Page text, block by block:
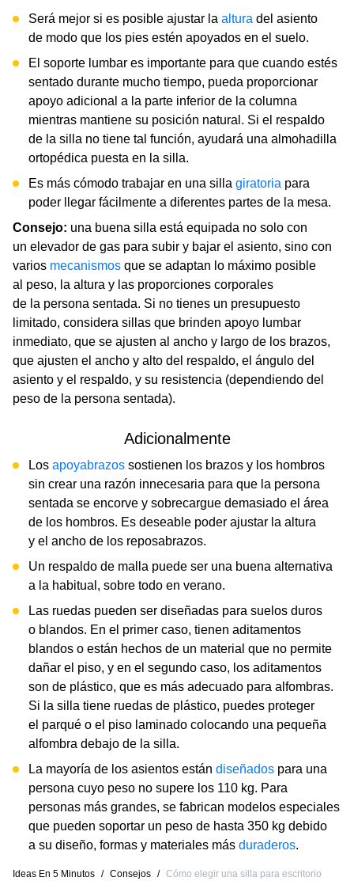
Será mejor si es posible ajustar la altura del asiento
de modo que los pies estén apoyados en el suelo.
El soporte lumbar es importante para que cuando estés
sentado durante mucho tiempo, pueda proporcionar
apoyo adicional a la parte inferior de la columna
mientras mantiene su posición natural. Si el respaldo
de la silla no tiene tal función, ayudará una almohadilla
ortopédica puesta en la silla.
Es más cómodo trabajar en una silla giratoria para
poder llegar fácilmente a diferentes partes de la mesa.
Consejo: una buena silla está equipada no solo con
un elevador de gas para subir y bajar el asiento, sino con
varios mecanismos que se adaptan lo máximo posible
al peso, la altura y las proporciones corporales
de la persona sentada. Si no tienes un presupuesto
limitado, considera sillas que brinden apoyo lumbar
inmediato, que se ajusten al ancho y largo de los brazos,
que ajusten el ancho y alto del respaldo, el ángulo del
asiento y el respaldo, y su resistencia (dependiendo del
peso de la persona sentada).
Adicionalmente
Los apoyabrazos sostienen los brazos y los hombros
sin crear una razón innecesaria para que la persona
sentada se encorve y sobrecargue demasiado el área
de los hombros. Es deseable poder ajustar la altura
y el ancho de los reposabrazos.
Un respaldo de malla puede ser una buena alternativa
a la habitual, sobre todo en verano.
Las ruedas pueden ser diseñadas para suelos duros
o blandos. En el primer caso, tienen aditamentos
blandos o están hechos de un material que no permite
dañar el piso, y en el segundo caso, los aditamentos
son de plástico, que es más adecuado para alfombras.
Si la silla tiene ruedas de plástico, puedes proteger
el parqué o el piso laminado colocando una pequeña
alfombra debajo de la silla.
La mayoría de los asientos están diseñados para una
persona cuyo peso no supere los 110 kg. Para
personas más grandes, se fabrican modelos especiales
que pueden soportar un peso de hasta 350 kg debido
a su diseño, formas y materiales más duraderos.
Ideas En 5 Minutos / Consejos / Cómo elegir una silla para escritorio